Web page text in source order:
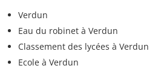
Verdun
Eau du robinet à Verdun
Classement des lycées à Verdun
Ecole à Verdun